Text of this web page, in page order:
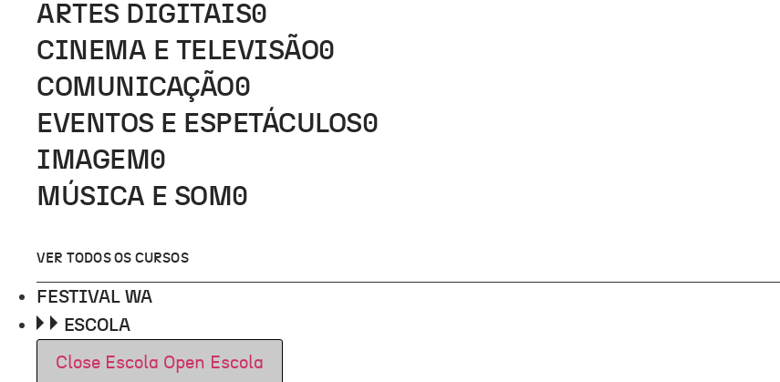
ARTES DIGITAIS0
CINEMA E TELEVISÃO0
COMUNICAÇÃO0
EVENTOS E ESPETÁCULOS0
IMAGEM 0
MÚSICA E SOM 0
VER TODOS OS CURSOS
FESTIVAL WA
ESCOLA
Close Escola Open Escola